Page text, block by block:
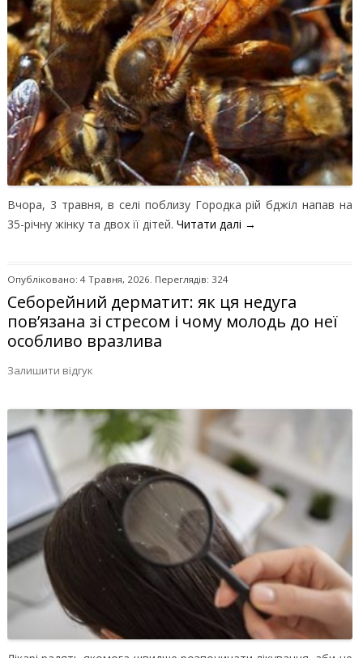
Вчора, 3 травня, в селі поблизу Городка рій бджіл напав на
35-річну жінку та двох її дітей. Читати далі →
Опубліковано: 4 Травня, 2026. Переглядів: 324
Себорейний дерматит: як ця недуга
пов’язана зі стресом і чому молодь до неї
особливо вразлива
Залишити відгук